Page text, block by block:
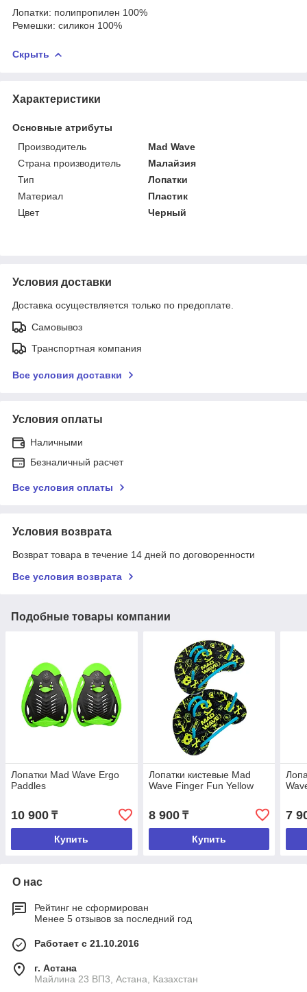
Лопатки: полипропилен 100%
Ремешки: силикон 100%
Скрыть
Характеристики
Основные атрибуты
Производитель
Mad Wave
Страна производитель
Малайзия
Тип
Лопатки
Материал
Пластик
Цвет
Черный
Условия доставки
Доставка осуществляется только по предоплате.
Самовывоз
Транспортная компания
Все условия доставки
Условия оплаты
Наличными
Безналичный расчет
Все условия оплаты
Условия возврата
Возврат товара в течение 14 дней по договоренности
Все условия возврата
Подобные товары компании
Лопатки Mad Wave Ergo
Paddles
10 900 ₸
Купить
Лопатки кистевые Mad
Wave Finger Fun Yellow
8 900₸
Купить
7
О нас
Рейтинг не сформирован
Менее 5 отзывов за последний год
Работает с 21.10.2016
г. Астана
Майлина 23 ВП3, Астана, Казахстан